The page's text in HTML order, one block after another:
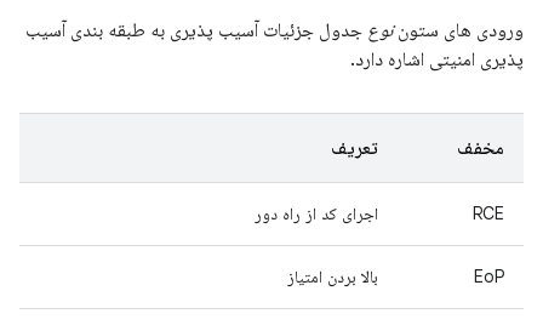
ورودی های ستوننوع جدول جزئیات آسیب پذیری به طبقه بندی آسیب
پذیری امنیتی اشاره دارد.
مخفف تعریف
RCE اجرای کد از راه دور
EoP بالا بردن امتیاز